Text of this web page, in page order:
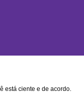
está ciente e de acordo.